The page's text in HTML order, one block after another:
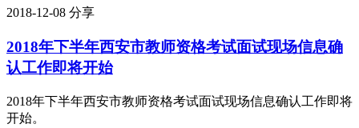
2018-12-08 分享
2018年下半年西安市教师资格考试面试现场信息确
认工作即将开始
2018年下半年西安市教师资格考试面试现场信息确认工作即将
开始。